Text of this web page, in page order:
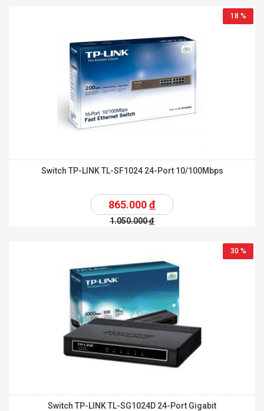
18 %
Switch TP-LINK TL-SF1024 24-Port 10/100Mbps
865.000đ
1.050.000đ
30 %
Switch TP-LINK TL-SG1024D 24-Port Gigabit